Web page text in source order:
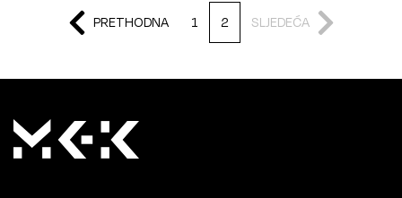
PRETHODNA 1 2 SLJEDEĆA